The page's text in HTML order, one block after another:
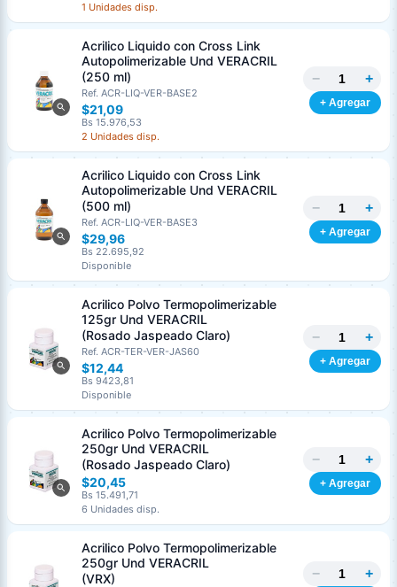
1 Unidades disp.
Acrilico Liquido con Cross Link
Autopolimerizable Und VERACRIL
(250 ml)
Ref. ACR-LIQ-VER-BASE2
$21,09
Bs 15.976,53
2 Unidades disp.
− +
+ Agregar
Acrilico Liquido con Cross Link
Autopolimerizable Und VERACRIL
(500 ml)
Ref. ACR-LIQ-VER-BASE3
$29,96
Bs 22.695,92
Disponible
− +
+ Agregar
Acrilico Polvo Termopolimerizable
125gr Und VERACRIL
(Rosado Jaspeado Claro)
Ref. ACR-TER-VER-JAS60
$12,44
Bs 9423,81
Disponible
− +
+ Agregar
Acrilico Polvo Termopolimerizable
250gr Und VERACRIL
(Rosado Jaspeado Claro)
$20,45
Bs 15.491,71
6 Unidades disp.
− +
+ Agregar
Acrilico Polvo Termopolimerizable
250gr Und VERACRIL
(VRX)
− +